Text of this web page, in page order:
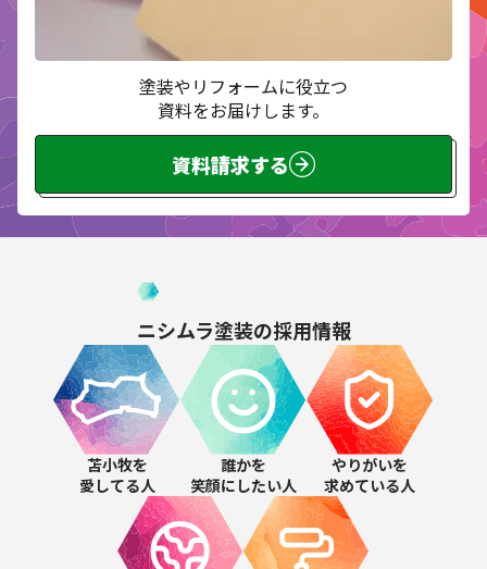
塗装やリフォームに役立つ
資料をお届けします。
資料請求する
ニシムラ塗装の採用情報
苫小牧を
愛してる人
誰かを
笑顔にしたい人
やりがいを
求めている人